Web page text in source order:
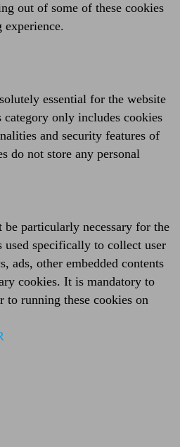
out of some of these cookies
essential for the website
only includes cookies
and security features of
do not store any personal
particularly necessary for the
specifically to collect user
ads, other embedded contents
cookies. It is mandatory to
to running these cookies on